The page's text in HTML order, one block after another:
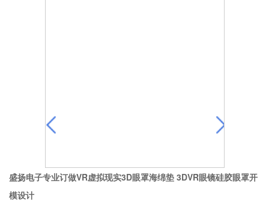
盛扬电子专业订做VR虚拟现实3D眼罩海绵垫 3DVR眼镜硅胶眼罩开
模设计